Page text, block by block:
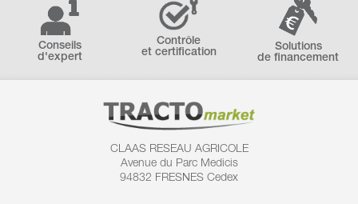
Conseils
d'expert
Contrôle
et certification
Solutions
de financement
CLAAS RESEAU AGRICOLE
Avenue du Parc Medicis
94832 FRESNES Cedex